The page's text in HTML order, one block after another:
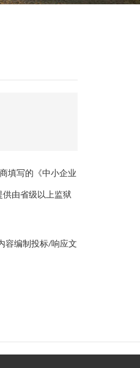
填写的《中小企业
供由省级以上监狱
容编制投标/响应文